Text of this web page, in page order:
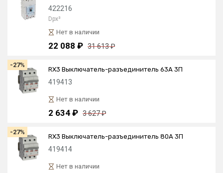
422216
Dpx³
Нет в наличии
22 088 ₽ 31 613 ₽
-27%
RX3 Выключатель-разъединитель 63А 3П
419413
Нет в наличии
2 634 ₽ 3 627 ₽
-27%
RX3 Выключатель-разъединитель 80А 3П
419414
Нет в наличии